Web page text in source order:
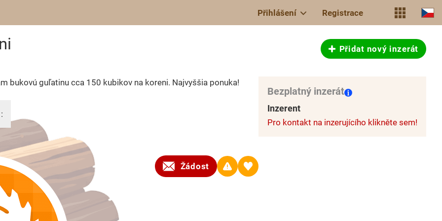
Přihlášení Registrace
Přidat nový inzerát
bukovú guľatinu cca 150 kubikov na koreni. Najvyššia ponuka!
Žádost
Bezplatný inzerát
Inzerent
Pro kontakt na inzerujícího klikněte sem!